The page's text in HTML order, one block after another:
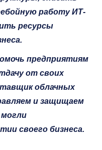
работу ИТ-
ресурсы
предприятиям
от своих
облачных
и защищаем
своего бизнеса.